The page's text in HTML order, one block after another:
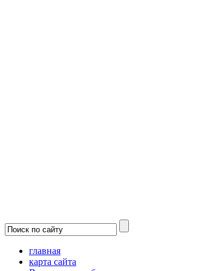
главная
карта сайта